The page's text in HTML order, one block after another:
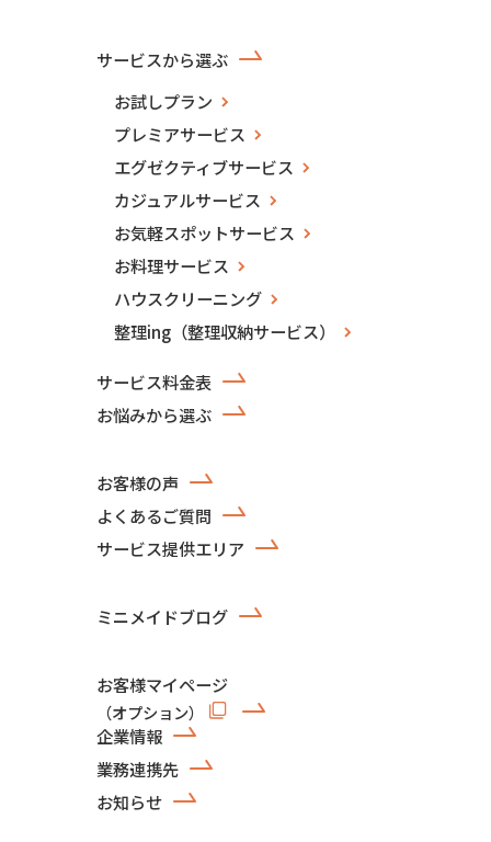
サービスから選ぶ
お試しプラン
プレミアサービス
エグゼクティブサービス
カジュアルサービス
お気軽スポットサービス
お料理サービス
ハウスクリーニング
整理ing（整理収納サービス）
サービス料金表
お悩みから選ぶ
お客様の声
よくあるご質問
サービス提供エリア
ミニメイドブログ
お客様マイページ
（オプション）
企業情報
業務連携先
お知らせ